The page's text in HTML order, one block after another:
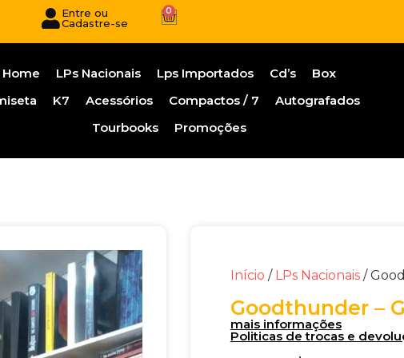
Entre ou
Cadastre-se
0
Home LPs Nacionais Lps Importados Cd’s
Box
K7 Acessórios Compactos / 7
Autografados
Tourbooks
Promoções
Início / LPs Nacionais/
Goodthunder –
mais informações
Politicas de trocas e